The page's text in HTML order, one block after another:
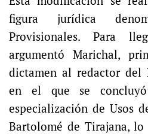
figura jurídica
Provisionales. Para
argumentó Marichal,
dictamen al redactor del
en el que se
especialización de Usos
Bartolomé de Tirajana,